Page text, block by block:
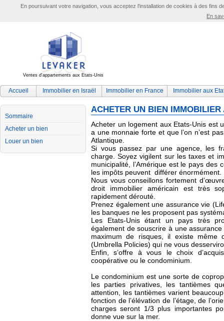
En poursuivant votre navigation, vous acceptez l'installation de cookies à des
En
Ventes d'appartements aux Etats-Unis
Accueil Immobilier en Israël Immobilier en France Immobilier aux
Sommaire
Acheter un bien
Louer un bien
ACHETER UN BIEN IMMOBILIER
Acheter un logement aux Etats-Unis est
a une monnaie forte et que l’on n’est
Atlantique.
Si vous passez par une agence, les
charge. Soyez vigilent sur les taxes et
municipalité, l’Amérique est le pays des
les impôts peuvent différer énormément.
Nous vous conseillons fortement
droit immobilier américain est très
rapidement dérouté.
Prenez également une assurance vie
les banques ne les proposent pas
Les Etats-Unis étant un pays très
également de souscrire à une
maximum de risques, il existe même
(Umbrella Policies) qui ne vous
Enfin, s’offre à vous le choix
coopérative ou le condominium.
Le condominium est une sorte de
les parties privatives, les tantièmes
attention, les tantièmes varient
fonction de l’élévation de l’étage, de
charges seront 1/3 plus importantes
donne vue sur la mer.